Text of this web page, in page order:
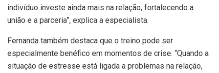
indivíduo investe ainda mais na relação, fortalecendo a
união e a parceria”, explica a especialista.
Fernanda também destaca que o treino pode ser
especialmente benéfico em momentos de crise. “Quando a
situação de estresse está ligada a problemas na relação,